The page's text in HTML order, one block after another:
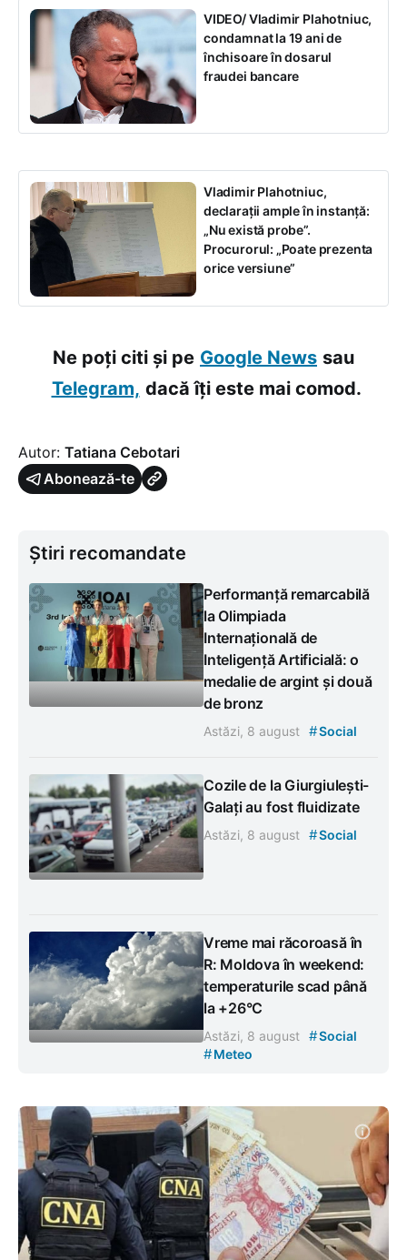
VIDEO/ Vladimir Plahotniuc,
condamnat la 19 ani de
închisoare în dosarul
fraudei bancare
Vladimir Plahotniuc,
declarații ample în instanță:
„Nu există probe”.
Procurorul: „Poate prezenta
orice versiune”
Ne poți citi și pe Google News sau
Telegram, dacă îți este mai comod.
Autor: Tatiana Cebotari
Abonează-te
Știri recomandate
Performanță remarcabilă
la Olimpiada
Internațională de
Inteligență Artificială: o
medalie de argint și două
de bronz
Astăzi, 8 august #Social
Cozile de la Giurgiulești-
Galați au fost fluidizate
Astăzi, 8 august #Social
Vreme mai răcoroasă în
R: Moldova în weekend:
temperaturile scad până
la +26°C
Astăzi, 8 august #Social
#Meteo